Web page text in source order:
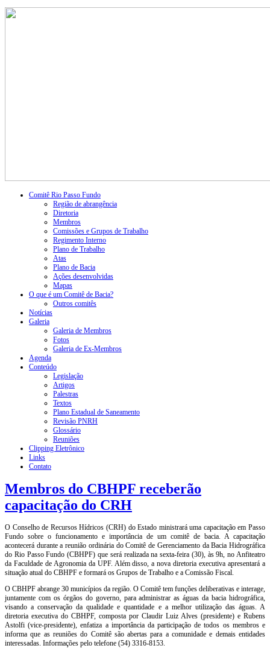
Comitê Rio Passo Fundo
Região de abrangência
Diretoria
Membros
Comissões e Grupos de Trabalho
Regimento Interno
Plano de Trabalho
Atas
Plano de Bacia
Ações desenvolvidas
Mapas
O que é um Comitê de Bacia?
Outros comitês
Notícias
Galeria
Galeria de Membros
Fotos
Galeria de Ex-Membros
Agenda
Conteúdo
Legislação
Artigos
Palestras
Textos
Plano Estadual de Saneamento
Revisão PNRH
Glossário
Reuniões
Clipping Eletrônico
Links
Contato
Membros do CBHPF receberão
capacitação do CRH
O Conselho de Recursos Hídricos (CRH) do Estado ministrará uma capacitação em Passo
Fundo sobre o funcionamento e importância de um comitê de bacia. A capacitação
acontecerá durante a reunião ordinária do Comitê de Gerenciamento da Bacia Hidrográfica
do Rio Passo Fundo (CBHPF) que será realizada na sexta-feira (30), às 9h, no Anfiteatro
da Faculdade de Agronomia da UPF. Além disso, a nova diretoria executiva apresentará a
situação atual do CBHPF e formará os Grupos de Trabalho e a Comissão Fiscal.
O CBHPF abrange 30 municípios da região. O Comitê tem funções deliberativas e interage,
juntamente com os órgãos do governo, para administrar as águas da bacia hidrográfica,
visando a conservação da qualidade e quantidade e a melhor utilização das águas. A
diretoria executiva do CBHPF, composta por Claudir Luiz Alves (presidente) e Rubens
Astolfi (vice-presidente), enfatiza a importância da participação de todos os membros e
informa que as reuniões do Comitê são abertas para a comunidade e demais entidades
interessadas. Informações pelo telefone (54) 3316-8153.